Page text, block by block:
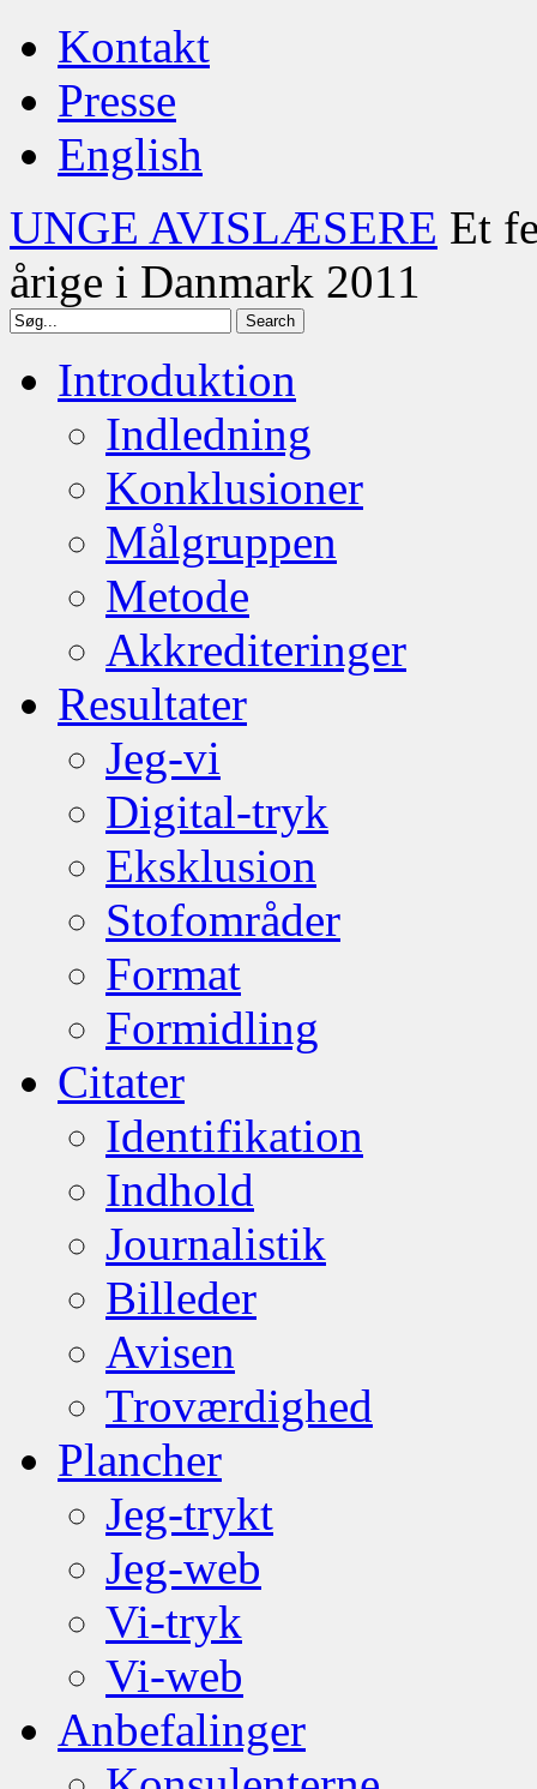
Kontakt
Presse
English
UNGE AVISLÆSERE Et
årige i Danmark 2011
Introduktion
Indledning
Konklusioner
Målgruppen
Metode
Akkrediteringer
Resultater
Jeg-vi
Digital-tryk
Eksklusion
Stofområder
Format
Formidling
Citater
Identifikation
Indhold
Journalistik
Billeder
Avisen
Troværdighed
Plancher
Jeg-trykt
Jeg-web
Vi-tryk
Vi-web
Anbefalinger